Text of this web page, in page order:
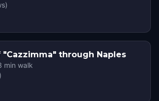
)
"Cazzimma" through Naples
min walk
)